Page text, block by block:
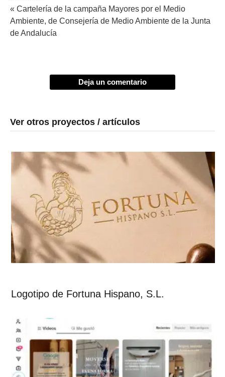
« Cartelería de la campaña Mayores por el Medio
Ambiente, de Consejería de Medio Ambiente de la Junta
de Andalucía
Deja un comentario
Ver otros proyectos / artículos
Logotipo de Fortuna Hispano, S.L.